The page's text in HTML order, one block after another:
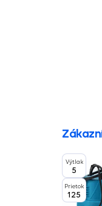
Výtlak
5
Prietok
125